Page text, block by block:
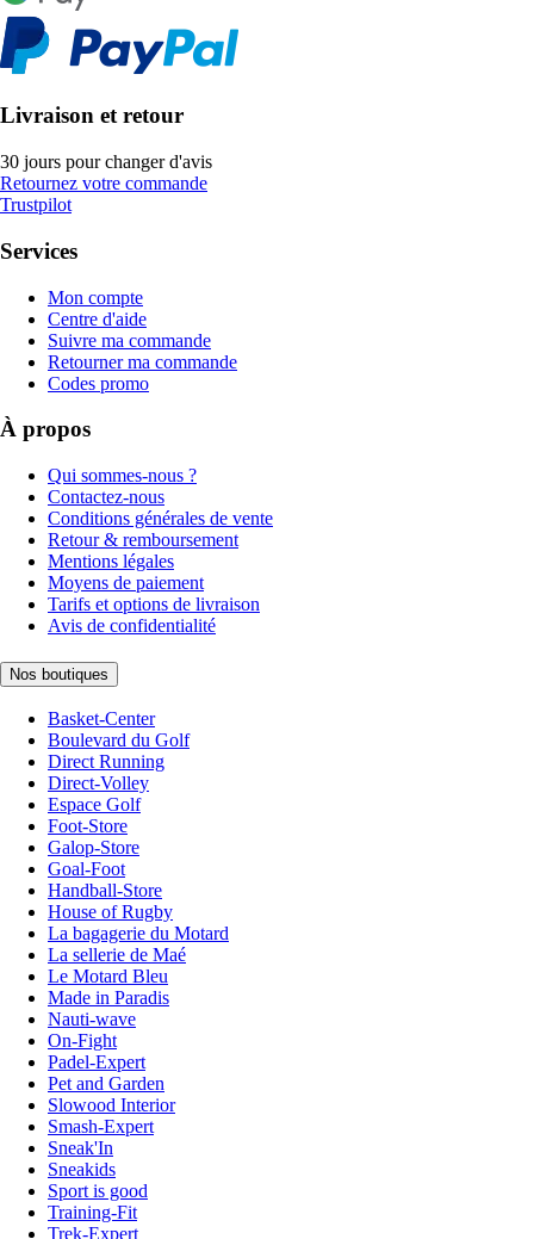
Livraison et retour
30 jours pour changer d'avis
Retournez votre commande
Trustpilot
Services
Mon compte
Centre d'aide
Suivre ma commande
Retourner ma commande
Codes promo
À propos
Qui sommes-nous ?
Contactez-nous
Conditions générales de vente
Retour & remboursement
Mentions légales
Moyens de paiement
Tarifs et options de livraison
Avis de confidentialité
Nos boutiques
Basket-Center
Boulevard du Golf
Direct Running
Direct-Volley
Espace Golf
Foot-Store
Galop-Store
Goal-Foot
Handball-Store
House of Rugby
La bagagerie du Motard
La sellerie de Maé
Le Motard Bleu
Made in Paradis
Nauti-wave
On-Fight
Padel-Expert
Pet and Garden
Slowood Interior
Smash-Expert
Sneak'In
Sneakids
Sport is good
Training-Fit
Trek-Expert